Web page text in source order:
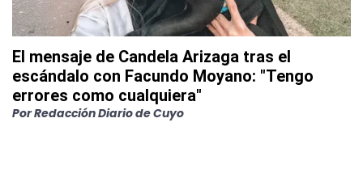
El mensaje de Candela Arizaga tras el
escándalo con Facundo Moyano: "Tengo
errores como cualquiera"
PorRedacción Diario de Cuyo